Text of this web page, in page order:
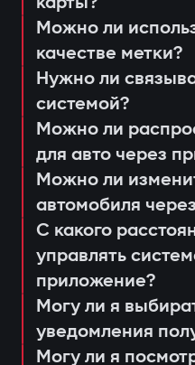
Gazer Car;
дистанционный
двигателя;
ведение
доступа;
анализ
Защита от
Использование
шифрованием
невозможно
предотвращает
при наличии
Авторизация
При открытии
двигателя система
владельца. Если
двигатель
мгновенно
срабатывания
настроить
сценарии
или сервисных
получать
прошивки
консультация и
системы;
установка и
модулей;
проверка
сигнала 4G LTE;
объяснение
управления
Car;
выдача
активация 3-
Можно ли
качестве метки?
Нужно ли
системой?
Можно ли
для авто через
Можно ли
автомобиля
С какого
управлять
приложение?
Могу ли я
уведомления
Могу ли я